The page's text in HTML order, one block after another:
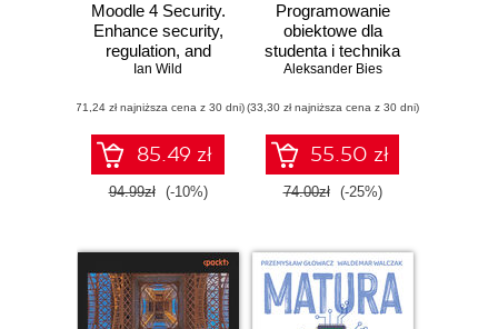
Moodle 4 Security.
Enhance security,
regulation, and
compliance within
infrastructure
Ian Wild
(71,24 zł najniższa cena z 30 dni)
85.49 zł
94.99zł (-10%)
Programowanie
obiektowe dla
studenta i technika
programisty INF.04
Aleksander Bies
(33,30 zł najniższa cena z 30 dni)
55.50 zł
74.00zł (-25%)